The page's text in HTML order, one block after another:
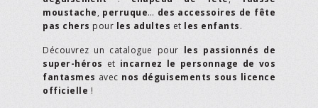
moustache, perruque… des accessoires de fête
pas chers pour les adultes et les enfants.
Découvrez un catalogue pour les passionnés de
super-héros et incarnez le personnage de vos
fantasmes avec nos déguisements sous licence
officielle !